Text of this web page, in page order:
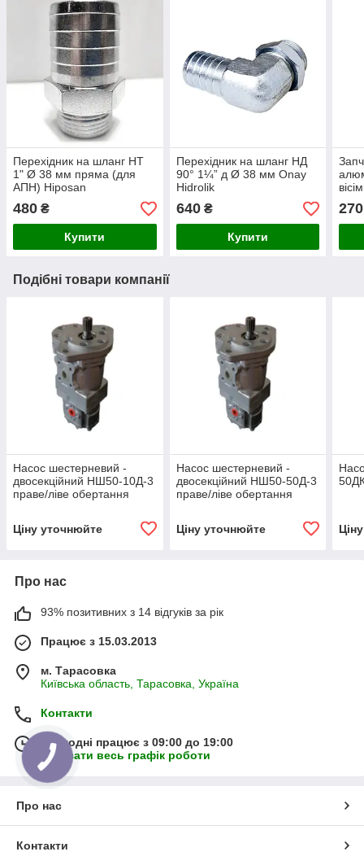
Перехідник на шланг НТ
1" Ø 38 мм пряма (для
АПН) Hiposan
480 ₴
Купити
Перехідник на шланг НД
90° 1¼” д Ø 38 мм Onay
Hidrolik
640₴
Купити
270
Подібні товари компанії
Насос шестерневий -
двосекційний НШ50-10Д-3
праве/ліве обертання
Ціну уточнюйте
Насос шестерневий -
двосекційний НШ50-50Д-3
праве/ліве обертання
Ціну уточнюйте
Про нас
93% позитивних з 14 відгуків за рік
Працює з 15.03.2013
м. Тарасовка
Київська область, Тарасовка, Україна
Контакти
Сьогодні працює з 09:00 до 19:00
Показати весь графік роботи
Про нас
Контакти